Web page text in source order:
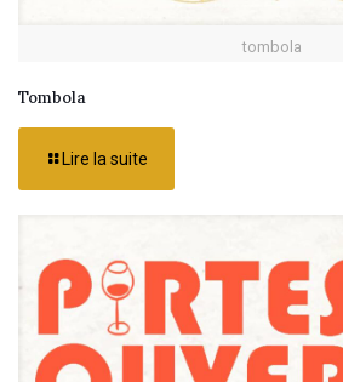
tombola
Tombola
Lire la suite